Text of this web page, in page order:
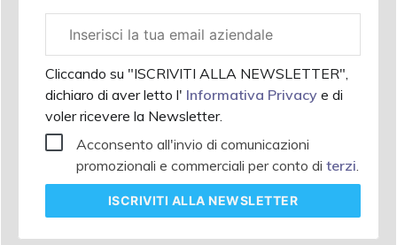
aziendale
Cliccando su "ISCRIVITI ALLA NEWSLETTER",
dichiaro di aver letto l' Informativa Privacy e di
voler ricevere la Newsletter.
Acconsento all'invio di comunicazioni
promozionali e commerciali per conto di terzi.
ISCRIVITI ALLA NEWSLETTER